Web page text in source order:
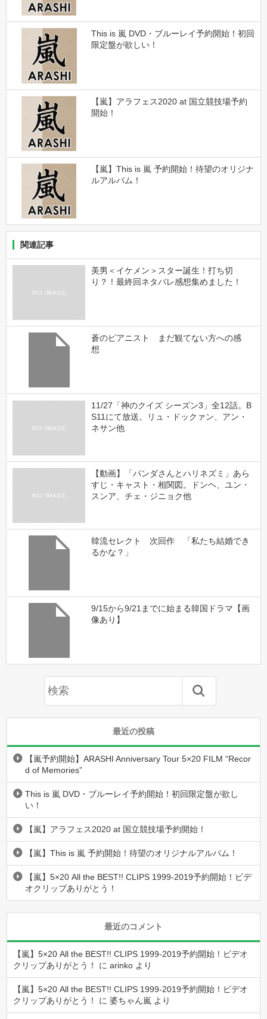
This is 嵐 DVD・ブルーレイ予約開始！初回
限定盤が欲しい！
【嵐】アラフェス2020 at 国立競技場予約
開始！
【嵐】This is 嵐 予約開始！待望のオリジナ
ルアルバム！
関連記事
美男＜イケメン＞スター誕生！打ち切
り？！最終回ネタバレ感想集めました！
蒼のピアニスト まだ観てない方への感
想
11/27「神のクイズ シーズン3」全12話。B
S11にて放送。リュ・ドックァン、アン・
ネサン他
【動画】「パンダさんとハリネズミ」あら
すじ・キャスト・相関図。ドンヘ、ユン・
スンア、チェ・ジニョク他
韓流セレクト 次回作 「私たち結婚でき
るかな？」
9/15から9/21までに始まる韓国ドラマ【画
像あり】
最近の投稿
【嵐予約開始】ARASHI Anniversary Tour 5×20 FILM “Recor
d of Memories”
This is 嵐 DVD・ブルーレイ予約開始！初回限定盤が欲し
い！
【嵐】アラフェス2020 at 国立競技場予約開始！
【嵐】This is 嵐 予約開始！待望のオリジナルアルバム！
【嵐】5×20 All the BEST!! CLIPS 1999-2019予約開始！ビデ
オクリップありがとう！
最近のコメント
【嵐】5×20 All the BEST!! CLIPS 1999-2019予約開始！ビデオ
クリップありがとう！
にarinko より
【嵐】5×20 All the BEST!! CLIPS 1999-2019予約開始！ビデオ
クリップありがとう！
に婆ちゃん嵐 より